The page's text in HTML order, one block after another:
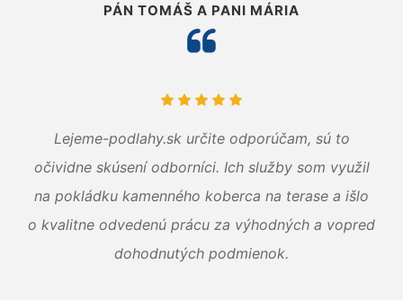
PÁN TOMÁŠ A PANI MÁRIA
Lejeme-podlahy.sk určite odporúčam, sú to
očividne skúsení odborníci. Ich služby som využil
na pokládku kamenného koberca na terase a išlo
o kvalitne odvedenú prácu za výhodných a vopred
dohodnutých podmienok.